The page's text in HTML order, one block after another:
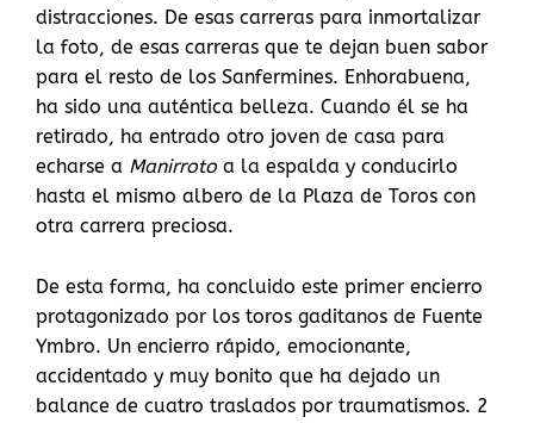
distracciones. De esas carreras para inmortalizar
la foto, de esas carreras que te dejan buen sabor
para el resto de los Sanfermines. Enhorabuena,
ha sido una auténtica belleza. Cuando él se ha
retirado, ha entrado otro joven de casa para
echarse a Manirroto a la espalda y conducirlo
hasta el mismo albero de la Plaza de Toros con
otra carrera preciosa.
De esta forma, ha concluido este primer encierro
protagonizado por los toros gaditanos de Fuente
Ymbro. Un encierro rápido, emocionante,
accidentado y muy bonito que ha dejado un
balance de cuatro traslados por traumatismos. 2